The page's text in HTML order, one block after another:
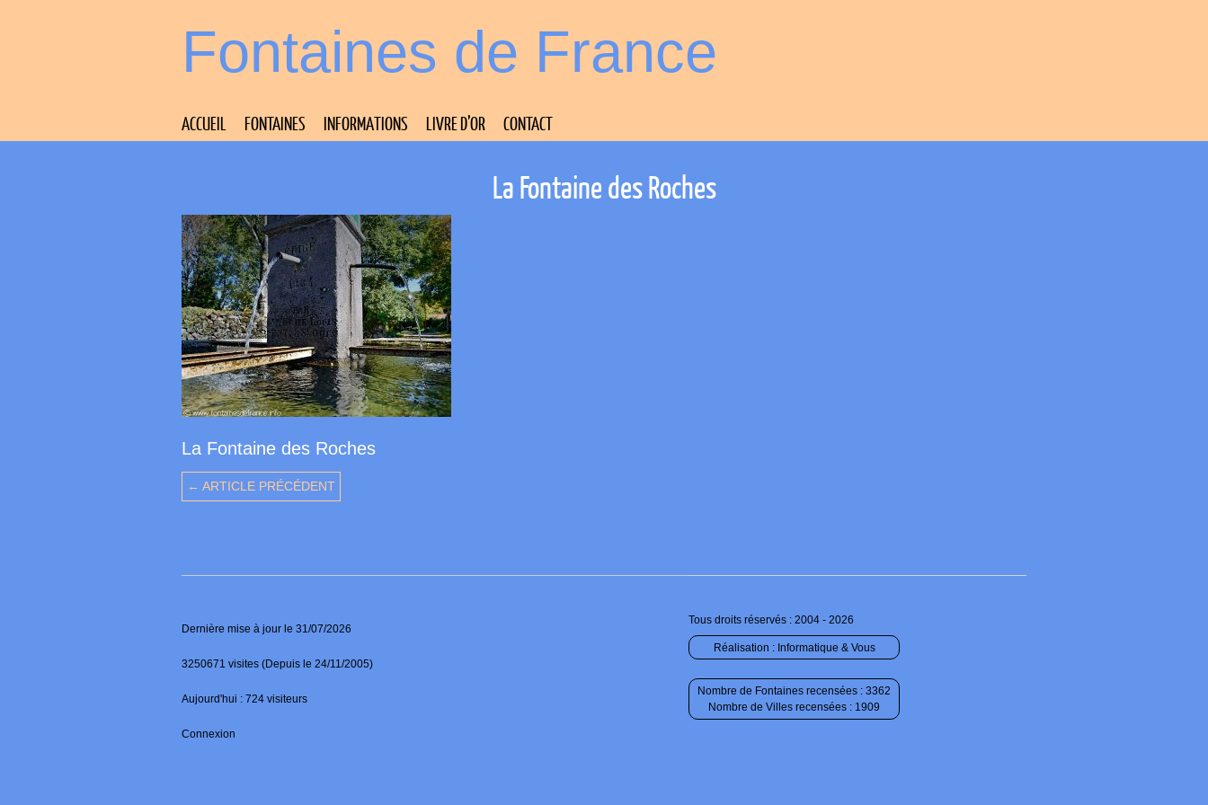
Fontaines de France
ACCUEIL FONTAINES INFORMATIONS LIVRE D’OR CONTACT
La Fontaine des Roches
La Fontaine des Roches
← ARTICLE PRÉCÉDENT
Dernière mise à jour le 31/07/2026
3250671 visites (Depuis le 24/11/2005)
Aujourd'hui : 724 visiteurs
Connexion
Tous droits réservés : 2004 - 2026
Réalisation : Informatique & Vous
Nombre de Fontaines recensées : 3362
Nombre de Villes recensées : 1909